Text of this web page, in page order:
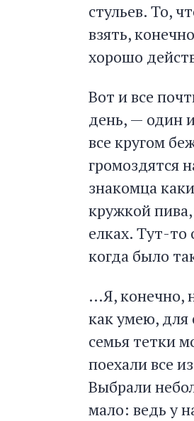
стульев. То,
взять,
хорошо
Вот и все
день, — один
все кругом
громоздятся
знакомца
кружкой
елках. Тут-то
когда было
…Я, конечно,
как умею, для
семья тетки
поехали все
Выбрали
мало: ведь у